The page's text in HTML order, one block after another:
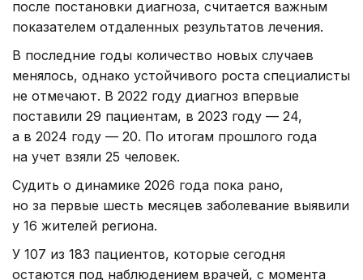
после постановки диагноза, считается важным
показателем отдаленных результатов лечения.
В последние годы количество новых случаев
менялось, однако устойчивого роста специалисты
не отмечают. В 2022 году диагноз впервые
поставили 29 пациентам, в 2023 году — 24,
а в 2024 году — 20. По итогам прошлого года
на учет взяли 25 человек.
Судить о динамике 2026 года пока рано,
но за первые шесть месяцев заболевание выявили
у 16 жителей региона.
У 107 из 183 пациентов, которые сегодня
остаются под наблюдением врачей, с момента